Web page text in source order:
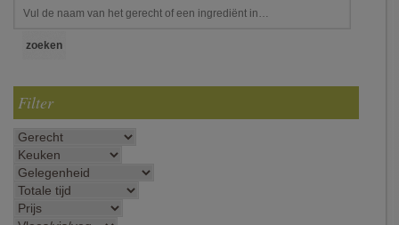
Filter